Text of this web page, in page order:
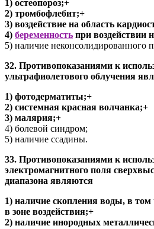
1) остеопороз;+
2) тромбофлебит;+
3) воздействие на область
4) беременность при воздействии
5) наличие неконсолидированного
32. Противопоказаниями к
ультрафиолетового облучения
1) фотодерматиты;+
2) системная красная волчанка;+
3) малярия;+
4) болевой синдром;
5) наличие ссадины.
33. Противопоказаниями к
электромагнитного поля
диапазона являются
1) наличие скопления воды, в
в зоне воздействия;+
2) наличие инородных